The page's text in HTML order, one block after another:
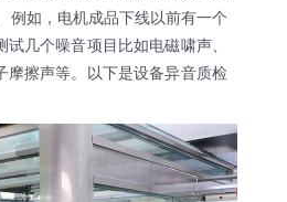
例如，电机成品下线以前有一个
几个噪音项目比如电磁啸声、
摩擦声等。以下是设备异音质检